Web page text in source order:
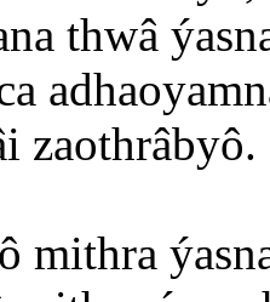
thwâ
zaothrâbyô.
mithra